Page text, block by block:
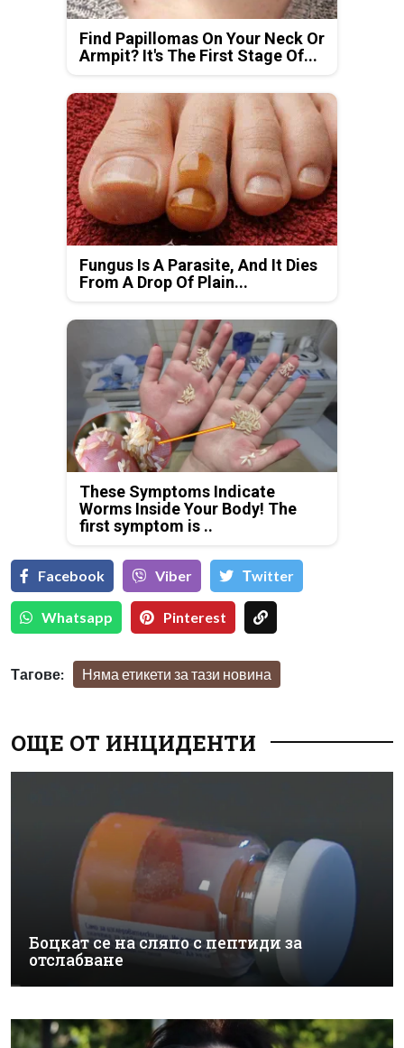
Find Papillomas On Your Neck Or
Armpit? It's The First Stage Of...
Fungus Is A Parasite, And It Dies
From A Drop Of Plain...
These Symptoms Indicate
Worms Inside Your Body! The
first symptom is ..
Facebook Viber Тwitter
Whatsapp Pinterest
Тагове: Няма етикети за тази новина
ОЩЕ ОТ ИНЦИДЕНТИ
Боцкат се на сляпо с пептиди за
отслабване